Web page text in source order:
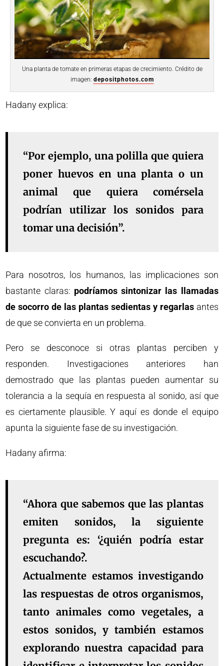
Una planta de tomate en primeras etapas de crecimiento. Crédito de
imagen: depositphotos.com
Hadany explica:
“Por ejemplo, una polilla que quiera
poner huevos en una planta o un
animal que quiera comérsela
podrían utilizar los sonidos para
tomar una decisión”.
Para nosotros, los humanos, las implicaciones son
bastante claras: podríamos sintonizar las llamadas
de socorro de las plantas sedientas y regarlasantes
de que se convierta en un problema.
Pero se desconoce si otras plantas perciben y
responden. Investigaciones anteriores han
demostrado que las plantas pueden aumentar su
tolerancia a la sequía en respuesta al sonido, así que
es ciertamente plausible. Y aquí es donde el equipo
apunta la siguiente fase de su investigación.
Hadany afirma:
“Ahora que sabemos que las plantas
emiten sonidos, la siguiente
pregunta es: ‘¿quién podría estar
escuchando?.
Actualmente estamos investigando
las respuestas de otros organismos,
tanto animales como vegetales, a
estos sonidos, y también estamos
explorando nuestra capacidad para